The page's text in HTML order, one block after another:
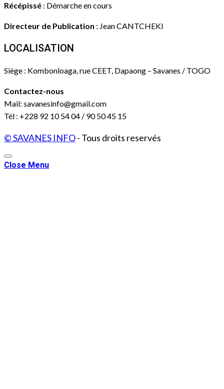
Récépissé : Démarche en cours
Directeur de Publication : Jean CANTCHEKI
LOCALISATION
Siège : Kombonloaga, rue CEET, Dapaong – Savanes / TOGO
Contactez-nous
Mail: savanesinfo@gmail.com
Tél : +228 92 10 54 04 / 90 50 45 15
© SAVANES INFO- Tous droits reservés
Close Menu